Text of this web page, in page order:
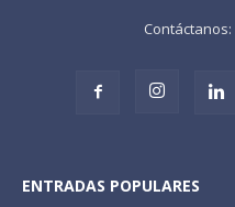
Contáctanos:
ENTRADAS POPULARES